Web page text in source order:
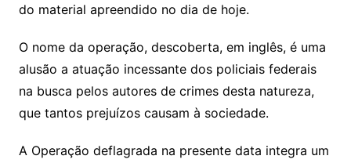
do material apreendido no dia de hoje.
O nome da operação, descoberta, em inglês, é uma
alusão a atuação incessante dos policiais federais
na busca pelos autores de crimes desta natureza,
que tantos prejuízos causam à sociedade.
A Operação deflagrada na presente data integra um